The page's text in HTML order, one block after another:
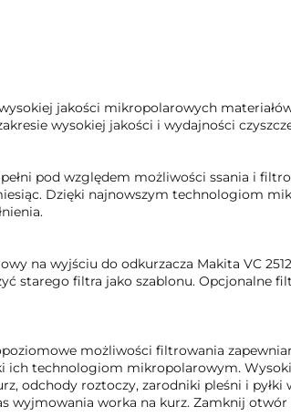
jakości mikropolarowych
wysokiej jakości i wydajności
pełni pod względem możliwości ssania i
Dzięki najnowszym technologiom
na wyjściu do odkurzacza Makita VC
starego filtra jako szablonu. Opcjonalne
możliwości filtrowania
ich technologiom mikropolarowym.
odchody roztoczy, zarodniki pleśni i pyłki
wyjmowania worka na kurz. Zamknij